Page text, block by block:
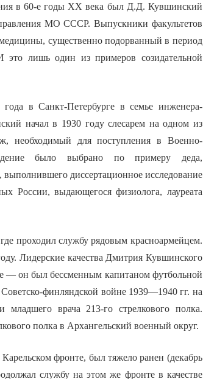
в 60-е годы ХХ века был Д.Д. Кувшинский
МО СССР. Выпускники факультетов
существенно подорванный в период
лишь один из примеров созидательной
в Санкт-Петербурге в семье инженера-
начал в 1930 году слесарем на одном из
необходимый для поступления в Военно-
было выбрано по примеру деда,
диссертационное исследование
России, выдающегося физиолога, лауреата
проходил службу рядовым красноармейцем.
Лидерские качества Дмитрия Кувшинского
— он был бессменным капитаном футбольной
финляндской войне 1939—1940 гг. на
младшего врача 213-го стрелкового полка.
полка в Архангельский военный округ.
фронте, был тяжело ранен (декабрь
службу на этом же фронте в качестве